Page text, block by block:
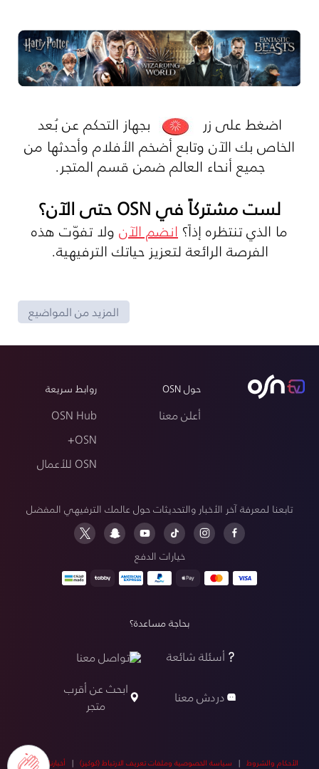
اضغط على زر
بجهاز التحكم عن بُعد
الخاص بك الآن وتابع أضخم الأفلام وأحدثها من
جميع أنحاء العالم ضمن قسم المتجر.
لست مشتركاً في OSN حتى الآن؟
ما الذي تنتظره إذاً؟انضم الآنولا تفوّت هذه
الفرصة الرائعة لتعزيز حياتك الترفيهية.
المزيد من المواضيع
حول OSN
أعلن معنا
روابط سريعة
OSN Hub
OSN+
OSN للأعمال
تابعنا لمعرفة آخر الأخبار والتحديثات حول عالمك الترفيهي المفضل
خيارات الدفع
بحاجة مساعدة؟
أسئلة شائعة
تواصل معنا
دردش معنا
ابحث عن أقرب
متجر
الأحكام والشروط | سياسة الخصوصية وملفات تعريف الارتباط (كوكيز) | أخبارنا|أخبار